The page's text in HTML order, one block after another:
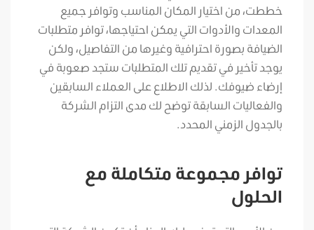
خططت، من اختيار المكان المناسب وتوافر جميع
المعدات والأدوات التي يمكن احتياجها، توافر متطلبات
الضيافة بصورة احترافية وغيرها من التفاصيل، ولكن
يوجد تأخير في تقديم تلك المتطلبات ستجد صعوبة في
إرضاء ضيوفك. لذلك الاطلاع على العملاء السابقين
والفعاليات السابقة توضح لك مدى التزام الشركة
بالجدول الزمني المحدد.
توافر مجموعة متكاملة مع
الحلول